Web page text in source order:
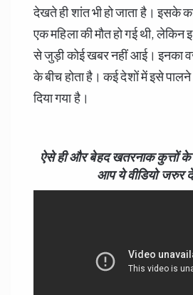
देखते ही शांत भी हो जाता है। इसके
एक महिला की मौत हो गई थी,
से जुड़ी कोई खबर नहीं आई। इनका
के बीच होता है। कई देशों में इसे
दिया गया है।
ऐसे ही और बेहद खतरनाक कुत्तों के
आप ये वीडियो जरुर